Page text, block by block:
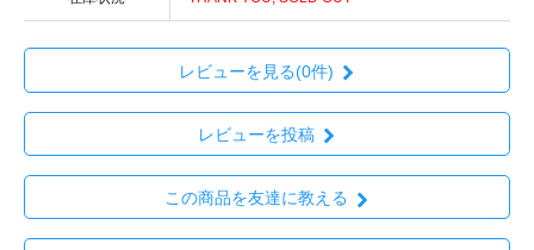
レビューを見る(0件)
レビューを投稿
この商品を友達に教える